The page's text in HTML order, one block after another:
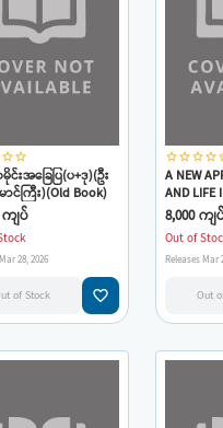
star_borderstar_border
င်းအခြေပြ(ပ+ဒု)(ဦး
ာင်ကြီး)(Old Book)
ကျပ်
28, 2026
of Stock favorite_border
star_borderstar_borderstar_borderstar_border
A NEW
AND LIFE
မောင်ကြီး)
8,000 ကျ
Out of
Releases Mar
Out